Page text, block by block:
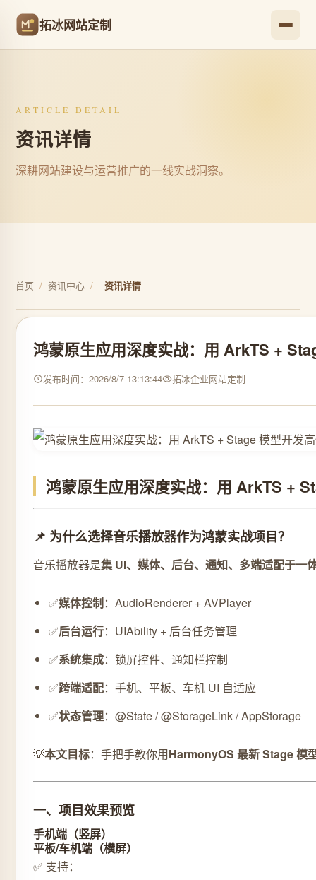
拓冰网站定制
ARTICLE DETAIL
资讯详情
深耕网站建设与运营推广的一线实战洞察。
首页 / 资讯中心 / 资讯详情
鸿蒙原生应用深度实战：用 ArkTS +
发布时间：2026/8/7 13:13:44 拓冰企业网站定制
鸿蒙原生应用深度实战：用 ArkTS +
📌 为什么选择音乐播放器作为鸿蒙实战项目？
音乐播放器是集 UI、媒体、后台、通知、多端适配于一
✅媒体控制：AudioRenderer + AVPlayer
✅后台运行：UIAbility + 后台任务管理
✅系统集成：锁屏控件、通知栏控制
✅跨端适配：手机、平板、车机 UI 自适应
✅状态管理：@State / @StorageLink / AppStorage
💡本文目标：手把手教你用HarmonyOS 最新 Stage 模
一、项目效果预览
手机端（竖屏）
平板/车机端（横屏）
✅ 支持：